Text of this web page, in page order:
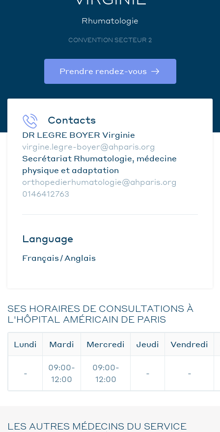
Rhumatologie
CONVENTION SECTEUR 2
Prendre rendez-vous
Contacts
DR LEGRE BOYER Virginie
virgine.legre-boyer@ahparis.org
Secrétariat Rhumatologie, médecine
physique et adaptation
orthopedierhumatologie@ahparis.org
0146412763
Language
Français Anglais
SES HORAIRES DE CONSULTATIONS À
L'HÔPITAL AMÉRICAIN DE PARIS
Lundi Mardi Mercredi Jeudi Vendredi
-
09:00-
12:00
09:00-
12:00
- -
LES AUTRES MÉDECINS DU SERVICE